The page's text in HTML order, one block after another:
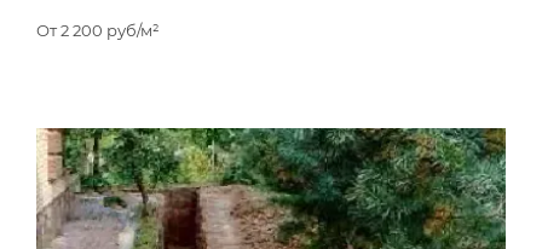
От2 200 руб/м²